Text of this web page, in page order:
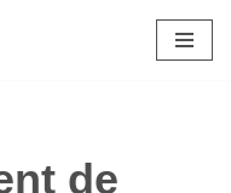
de